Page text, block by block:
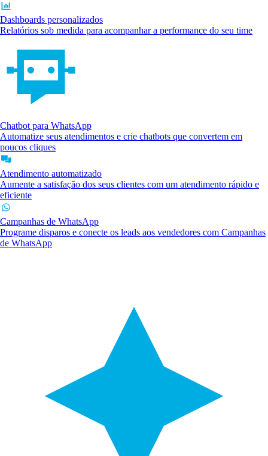
Dashboards personalizados
Relatórios sob medida para acompanhar a performance do seu time
Chatbot para WhatsApp
Automatize seus atendimentos e crie chatbots que convertem em
poucos cliques
Atendimento automatizado
Aumente a satisfação dos seus clientes com um atendimento rápido e
eficiente
Campanhas de WhatsApp
Programe disparos e conecte os leads aos vendedores com Campanhas
de WhatsApp